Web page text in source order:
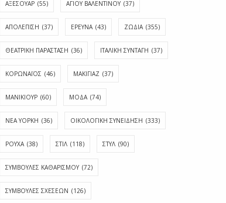
ΑΞΕΣΟΥΑΡ (55) ΑΓΊΟΥ ΒΑΛΕΝΤΊΝΟΥ (37)
ΑΠΟΛΈΠΙΣΗ (37) ΕΡΕΥΝΑ (43) ΖΩΔΙΑ (355)
ΘΕΑΤΡΙΚΗ ΠΑΡΑΣΤΑΣΗ (36) ΙΤΑΛΙΚΗ ΣΥΝΤΑΓΗ (37)
ΚΟΡΩΝΑΪΟΣ (46) ΜΑΚΙΓΙΑΖ (37)
ΜΑΝΙΚΙΟΥΡ (60) ΜΟΔΑ (74)
ΝΕΑ ΥΟΡΚΗ (36) ΟΙΚΟΛΟΓΙΚΗ ΣΥΝΕΙΔΗΣΗ (333)
ΡΟΥΧΑ (38) ΣΤΙΛ (118) ΣΤΥΛ (90)
ΣΥΜΒΟΥΛΕΣ ΚΑΘΑΡΙΣΜΟΥ (72)
ΣΥΜΒΟΥΛΕΣ ΣΧΕΣΕΩΝ (126)